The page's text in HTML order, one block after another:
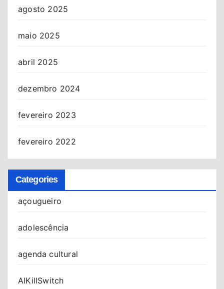
agosto 2025
maio 2025
abril 2025
dezembro 2024
fevereiro 2023
fevereiro 2022
Categories
açougueiro
adolescência
agenda cultural
AIKillSwitch